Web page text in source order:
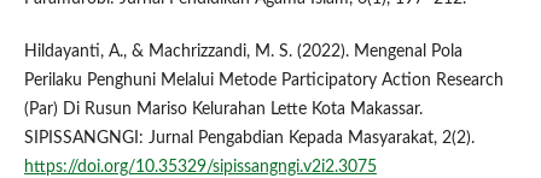
Hildayanti, A., & Machrizzandi, M. S. (2022). Mengenal Pola
Perilaku Penghuni Melalui Metode Participatory Action Research
(Par) Di Rusun Mariso Kelurahan Lette Kota Makassar.
SIPISSANGNGI: Jurnal Pengabdian Kepada Masyarakat, 2(2).
https://doi.org/10.35329/sipissangngi.v2i2.3075